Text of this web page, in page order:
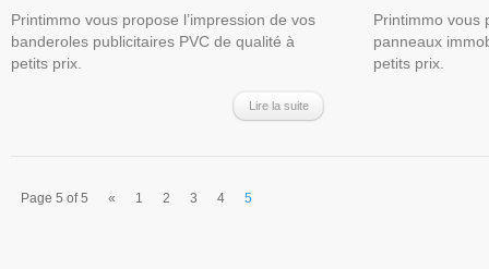
Printimmo vous propose l’impression de vos
banderoles publicitaires PVC de qualité à
petits prix.
Lire la suite
Printimmo vous
panneaux
petits prix.
Page 5 of 5 « 1 2 3 4 5